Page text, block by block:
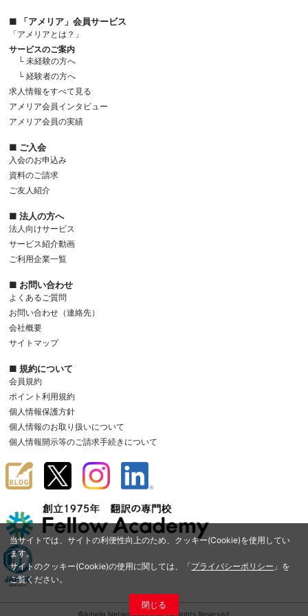
当サイトでは、サイトの利便性向上のため、クッキー(Cookie)を使用してい
ます。
サイトのクッキー(Cookie)の使用に関しては、「プライバシーポリシー 」を
ご覧ください。
閉じる
■ 「アメリア」会員サービス
「アメリアとは？」
サービスのご案内
└ 未経験の方へ
└ 経験者の方へ
求人情報をすべて見る
アメリア会員インタビュー
アメリア会員の実績
■ ご入会
入会のお申込み
資料のご請求
ご友人紹介
■ 法人の方へ
法人向けサービス
サービス紹介動画
ご利用企業一覧
■ お問い合わせ
よくあるご質問
お問い合わせ（連絡先）
会社概要
サイトマップ
■ 規約について
会員規約
ポイント利用規約
個人情報保護方針
個人情報のお取り扱いについて
個人情報開示等のご請求手続きについて
©Amelia Network Co.,Ltd. All Rights Reserved.